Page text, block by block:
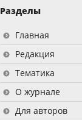
Разделы
Главная
Редакция
Тематика
О журнале
Для авторов